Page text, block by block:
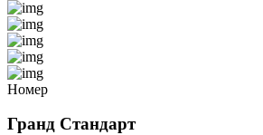
Номер
Гранд Стандарт